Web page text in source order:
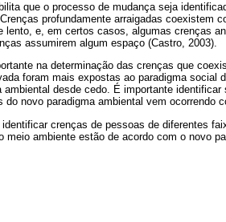
que o processo de mudança seja
profundamente arraigadas coexistem
e, em certos casos, algumas crenças
assumirem algum espaço (Castro, 2003).
na determinação das crenças que
foram mais expostas ao paradigma social
desde cedo. É importante
novo paradigma ambiental vem ocorrendo
crenças de pessoas de diferentes
ambiente estão de acordo com o novo